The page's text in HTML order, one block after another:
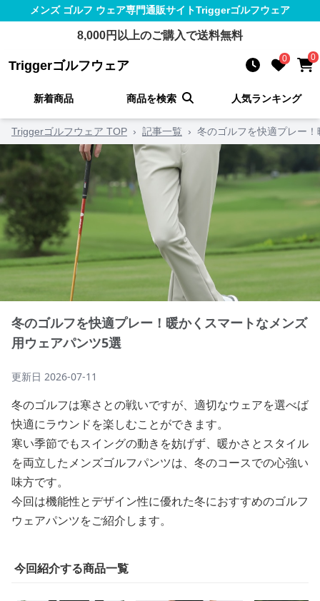
メンズ ゴルフ ウェア専門通販サイトTriggerゴルフウェア
8,000円以上のご購入で送料無料
Triggerゴルフウェア 0 0
新着商品 商品を検索 人気ランキング
Triggerゴルフウェア TOP › 記事一覧 › 冬のゴルフを快適プレー
冬のゴルフを快適プレー！暖かくスマートなメンズ
用ウェアパンツ5選
更新日 2026-07-11
冬のゴルフは寒さとの戦いですが、適切なウェアを選べば
快適にラウンドを楽しむことができます。
寒い季節でもスイングの動きを妨げず、暖かさとスタイル
を両立したメンズゴルフパンツは、冬のコースでの心強い
味方です。
今回は機能性とデザイン性に優れた冬におすすめのゴルフ
ウェアパンツをご紹介します。
今回紹介する商品一覧